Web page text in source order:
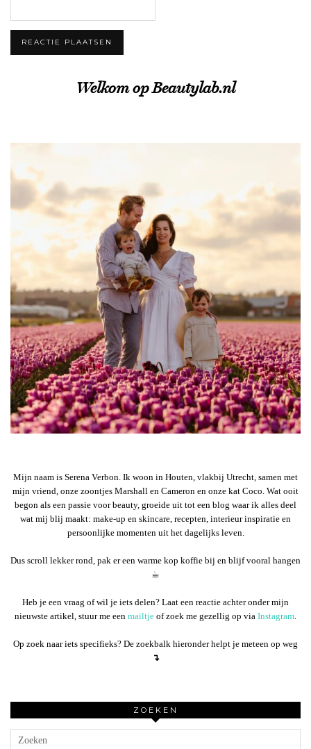
Welkom op Beautylab.nl
Mijn naam is Serena Verbon. Ik woon in Houten, vlakbij Utrecht, samen met
mijn vriend, onze zoontjes Marshall en Cameron en onze kat Coco. Wat ooit
begon als een passie voor beauty, groeide uit tot een blog waar ik alles deel
wat mij blij maakt: make-up en skincare, recepten, interieur inspiratie en
persoonlijke momenten uit het dagelijks leven.
Dus scroll lekker rond, pak er een warme kop koffie bij en blijf vooral hangen
☕︎
Heb je een vraag of wil je iets delen? Laat een reactie achter onder mijn
nieuwste artikel, stuur me een mailtje of zoek me gezellig op via Instagram.
Op zoek naar iets specifieks? De zoekbalk hieronder helpt je meteen op weg
↴
ZOEKEN